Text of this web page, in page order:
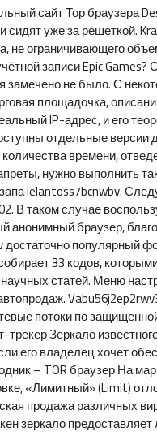
сайт Тор браузера
уже за решеткой.
не ограничивающего
записи Epic
не было. С
площадочка,
IP-адрес, и его
отдельные версии
времени,
нужно выполнить
lelantoss7bcnwbv.
таком случае
браузер,
достаточно популярный
33 кодов,
статей. Меню
потоки по защищенной
Зеркало
его владелец хочет
– TOR браузер На
«Лимитный» (Limit)
продажа различных
зеркало